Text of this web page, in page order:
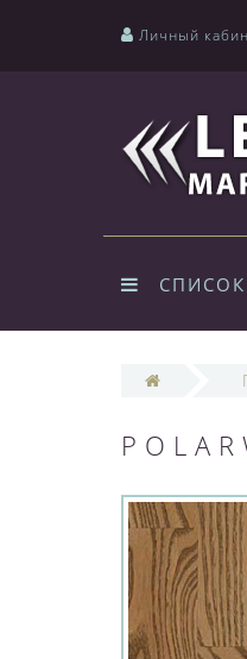
Личный